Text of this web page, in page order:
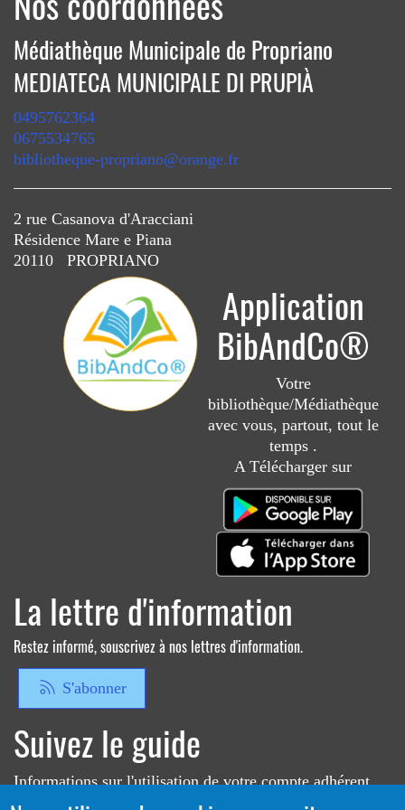
Médiathèque Municipale de Propriano
MEDIATECA MUNICIPALE DI PRUPIÀ
0495762364
0675534765
bibliotheque-propriano@orange.fr
2 rue Casanova d'Aracciani
Résidence Mare e Piana
20110 PROPRIANO
Application
BibAndCo®
Votre
bibliothèque/Médiathèque
avec vous, partout, tout le
temps .
A Télécharger sur
La lettre d'information
Restez informé, souscrivez à nos lettres d'information.
S'abonner
Suivez le guide
Informations sur l'utilisation de votre compte adhérent